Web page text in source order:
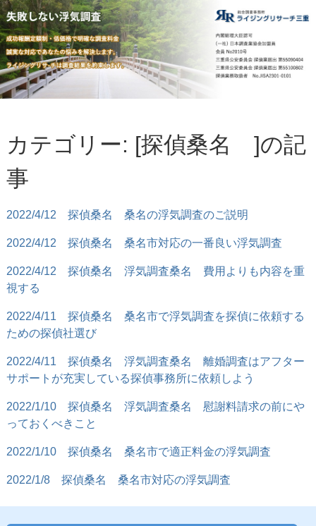
カテゴリー: [探偵桑名 ]の記
事
2022/4/12 探偵桑名 桑名の浮気調査のご説明
2022/4/12 探偵桑名 桑名市対応の一番良い浮気調査
2022/4/12
探偵桑名 浮気調査桑名 費用よりも内容を重
視する
2022/4/11
探偵桑名 桑名市で浮気調査を探偵に依頼する
ための探偵社選び
2022/4/11
探偵桑名 浮気調査桑名 離婚調査はアフター
サポートが充実している探偵事務所に依頼しよう
2022/1/10
探偵桑名 浮気調査桑名 慰謝料請求の前にや
っておくべきこと
2022/1/10 探偵桑名 桑名市で適正料金の浮気調査
2022/1/8 探偵桑名 桑名市対応の浮気調査